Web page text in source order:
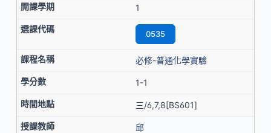
1
0535
必修-普通化學實驗
1-1
三/6,7,8[BS601]
邱